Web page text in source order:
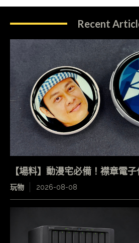
Recent
【場料】動漫宅必備！襟章電
玩物 2026-08-08